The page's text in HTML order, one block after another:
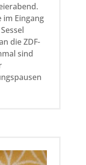
im Eingang
die ZDF-
sind